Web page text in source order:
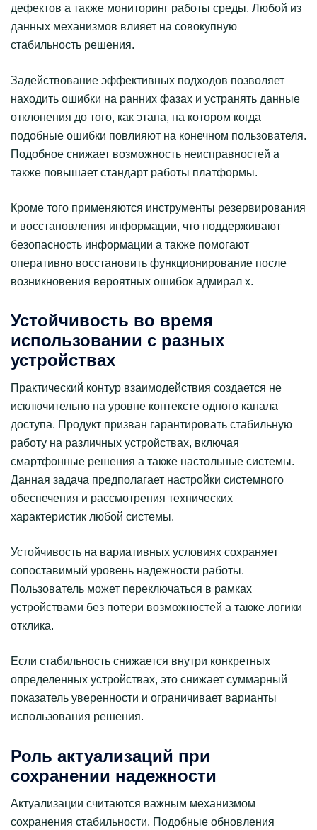
дефектов а также мониторинг работы среды. Любой из
данных механизмов влияет на совокупную
стабильность решения.
Задействование эффективных подходов позволяет
находить ошибки на ранних фазах и устранять данные
отклонения до того, как этапа, на котором когда
подобные ошибки повлияют на конечном пользователя.
Подобное снижает возможность неисправностей а
также повышает стандарт работы платформы.
Кроме того применяются инструменты резервирования
и восстановления информации, что поддерживают
безопасность информации а также помогают
оперативно восстановить функционирование после
возникновения вероятных ошибок адмирал х.
Устойчивость во время
использовании с разных
устройствах
Практический контур взаимодействия создается не
исключительно на уровне контексте одного канала
доступа. Продукт призван гарантировать стабильную
работу на различных устройствах, включая
смартфонные решения а также настольные системы.
Данная задача предполагает настройки системного
обеспечения и рассмотрения технических
характеристик любой системы.
Устойчивость на вариативных условиях сохраняет
сопоставимый уровень надежности работы.
Пользователь может переключаться в рамках
устройствами без потери возможностей а также логики
отклика.
Если стабильность снижается внутри конкретных
определенных устройствах, это снижает суммарный
показатель уверенности и ограничивает варианты
использования решения.
Роль актуализаций при
сохранении надежности
Актуализации считаются важным механизмом
сохранения стабильности. Подобные обновления